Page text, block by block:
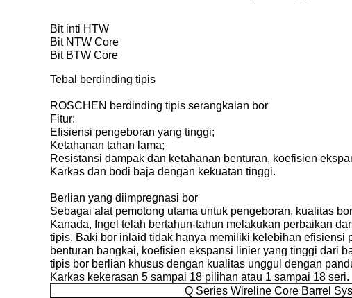
Bit inti HTW
Bit NTW Core
Bit BTW Core
Tebal berdinding tipis
ROSCHEN berdinding tipis serangkaian bor
Fitur:
Efisiensi pengeboran yang tinggi;
Ketahanan tahan lama;
Resistansi dampak dan ketahanan benturan, koefisien
Karkas dan bodi baja dengan kekuatan tinggi.
Berlian yang diimpregnasi bor
Sebagai alat pemotong utama untuk pengeboran, kualitas
Kanada, Ingel telah bertahun-tahun melakukan perbaikan
tipis. Baki bor inlaid tidak hanya memiliki kelebihan
benturan bangkai, koefisien ekspansi linier yang tinggi dari
tipis bor berlian khusus dengan kualitas unggul dengan
Karkas kekerasan 5 sampai 18 pilihan atau 1 sampai 18 seri.
Q Series Wireline Core Barrel